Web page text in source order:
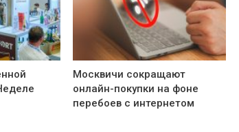
Москвичи сокращают
онлайн-покупки на фоне
перебоев с интернетом